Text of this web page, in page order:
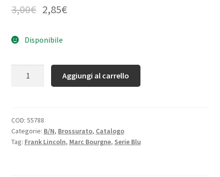
3,00€ 2,85€
Disponibile
Aggiungi al carrello
COD: 55788
Categorie: B/N, Brossurato, Catalogo
Tag: Frank Lincoln, Marc Bourgne, Serie Blu